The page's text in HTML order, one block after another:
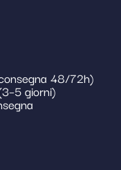
48/72h)
giorni)